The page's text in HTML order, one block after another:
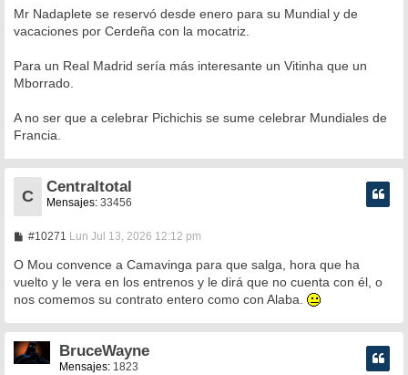
Mr Nadaplete se reservó desde enero para su Mundial y de
vacaciones por Cerdeña con la mocatriz.
Para un Real Madrid sería más interesante un Vitinha que un
Mborrado.
A no ser que a celebrar Pichichis se sume celebrar Mundiales de
Francia.
C
Centraltotal
Mensajes: 33456
#10271 M
n
a
j
Lun Jul 13, 2026 12:12 pm
O Mou convence a Camavinga para que salga, hora que ha
vuelto y le vera en los entrenos y le dirá que no cuenta con él, o
nos comemos su contrato entero como con Alaba.
BruceWayne
Mensajes: 1823